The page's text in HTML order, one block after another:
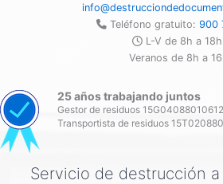
Teléfono gratuito: 900
L-V de 8h a 18h.
Veranos de 8h a
25 años trabajando juntos
Gestor de residuos
Transportista de residuos
Servicio de destrucción